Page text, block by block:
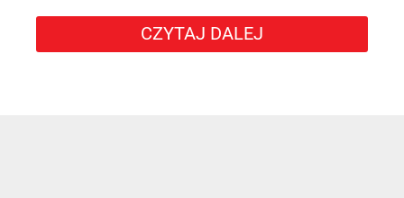
CZYTAJ DALEJ